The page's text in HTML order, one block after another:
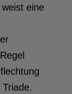
eine